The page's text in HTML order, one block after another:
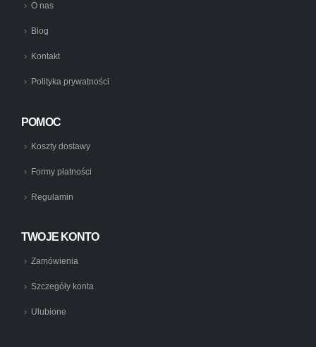
O nas
Blog
Kontakt
Polityka prywatności
POMOC
Koszty dostawy
Formy płatności
Regulamin
TWOJE KONTO
Zamówienia
Szczegóły konta
Ulubione